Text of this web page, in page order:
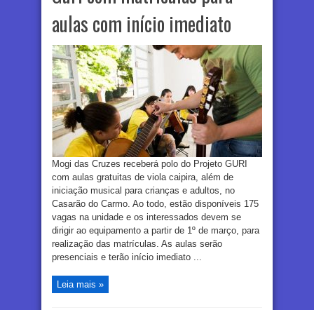
aulas com início imediato
Mogi das Cruzes receberá polo do Projeto GURI
com aulas gratuitas de viola caipira, além de
iniciação musical para crianças e adultos, no
Casarão do Carmo. Ao todo, estão disponíveis 175
vagas na unidade e os interessados devem se
dirigir ao equipamento a partir de 1º de março, para
realização das matrículas. As aulas serão
presenciais e terão início imediato ...
Leia mais »